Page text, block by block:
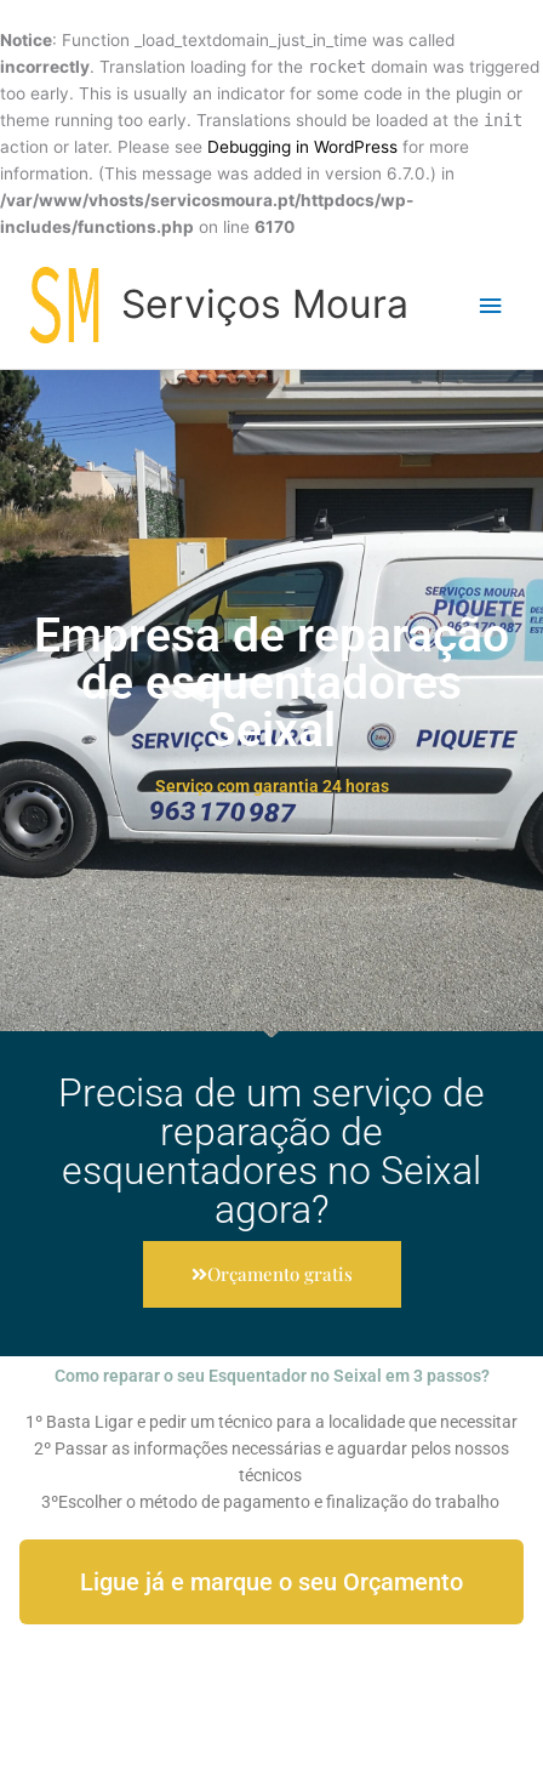
Notice: Function _load_textdomain_just_in_time was called
incorrectly. Translation loading for the rocket domain was triggered
too early. This is usually an indicator for some code in the plugin or
theme running too early. Translations should be loaded at the init
action or later. Please see Debugging in WordPress for more
information. (This message was added in version 6.7.0.) in
/var/www/vhosts/servicosmoura.pt/httpdocs/wp-
includes/functions.php on line 6170
to
content
Serviços Moura
Empresa de reparação
de esquentadores
Seixal
Serviço com garantia 24 horas
Precisa de um serviço de
reparação de
esquentadores no Seixal
agora?
Orçamento gratis
Como reparar o seu Esquentador no Seixal em 3 passos?
1º Basta Ligar e pedir um técnico para a localidade que necessitar
2º Passar as informações necessárias e aguardar pelos nossos
técnicos
3ºEscolher o método de pagamento e finalização do trabalho
Ligue já e marque o seu Orçamento